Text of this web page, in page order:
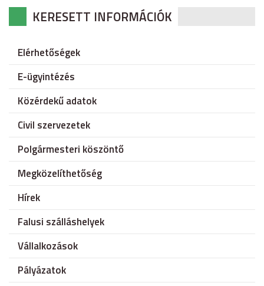
KERESETT INFORMÁCIÓK
Elérhetőségek
E-ügyintézés
Közérdekű adatok
Civil szervezetek
Polgármesteri köszöntő
Megközelíthetőség
Hírek
Falusi szálláshelyek
Vállalkozások
Pályázatok